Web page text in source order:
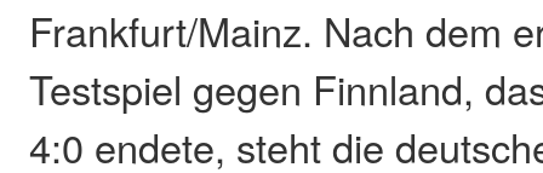
Frankfurt/Mainz. Nach dem
Testspiel gegen Finnland,
4:0 endete, steht die